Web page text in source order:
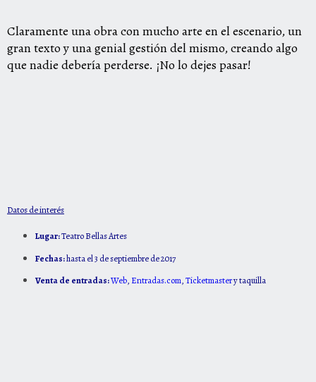
Claramente una obra con mucho arte en el escenario, un
gran texto y una genial gestión del mismo, creando algo
que nadie debería perderse. ¡No lo dejes pasar!
Datos de interés
Lugar:Teatro Bellas Artes
Fechas:hasta el 3 de septiembre de 2017
Venta de entradas:Web, Entradas.com,Ticketmastery taquilla